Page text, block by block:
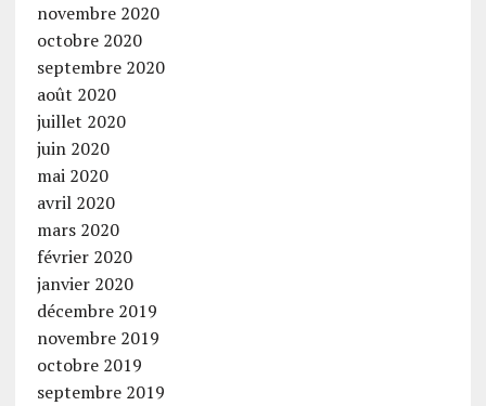
novembre 2020
octobre 2020
septembre 2020
août 2020
juillet 2020
juin 2020
mai 2020
avril 2020
mars 2020
février 2020
janvier 2020
décembre 2019
novembre 2019
octobre 2019
septembre 2019